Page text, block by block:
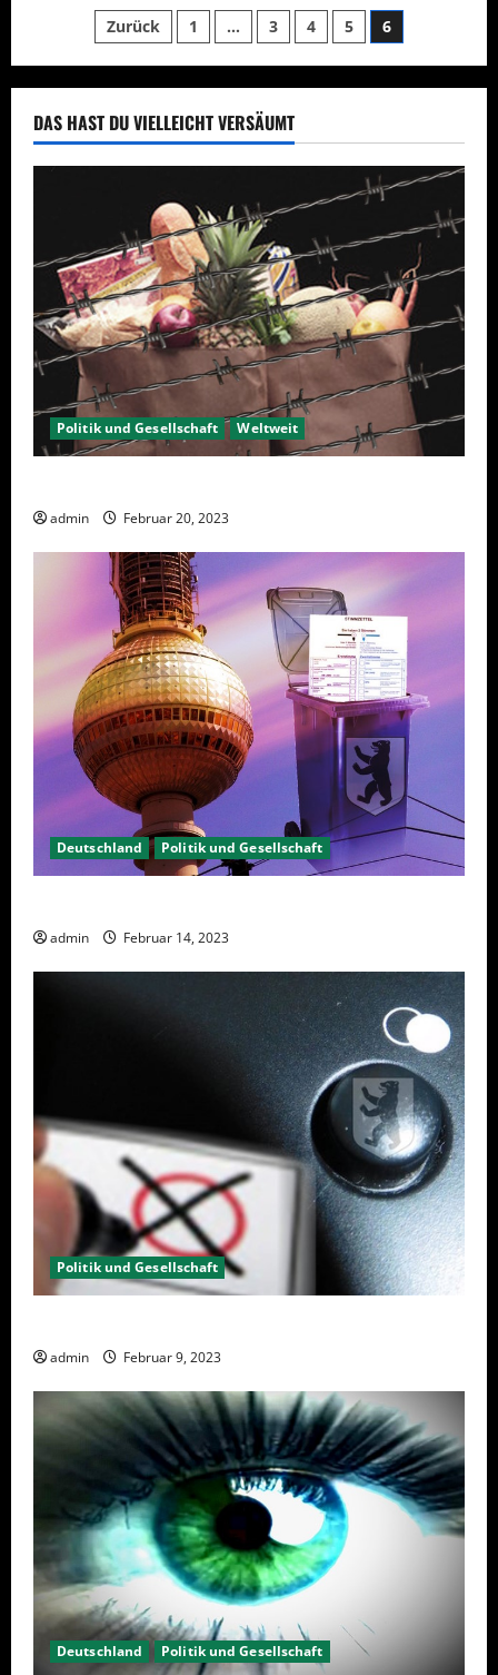
seriöse
Branche?
Seitennummerierung
der
Beiträge
Zurück 1 … 3 4 5 6
DAS HAST DU VIELLEICHT VERSÄUMT
Politik und Gesellschaft Weltweit
admin Februar 20, 2023
Deutschland Politik und Gesellschaft
admin Februar 14, 2023
Politik und Gesellschaft
admin Februar 9, 2023
Deutschland Politik und Gesellschaft